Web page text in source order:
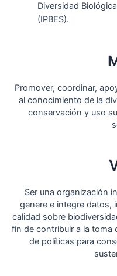
Diversidad
(IPBES).
Promover, coordinar,
al conocimiento de la
conservación y uso
Ser una organización
genere e integre datos,
calidad sobre
fin de contribuir a la toma
de políticas para